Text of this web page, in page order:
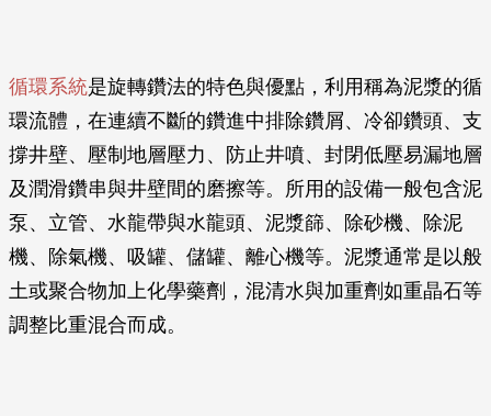
循環系統是旋轉鑽法的特色與優點，利用稱為泥漿的循
環流體，在連續不斷的鑽進中排除鑽屑、冷卻鑽頭、支
撐井壁、壓制地層壓力、防止井噴、封閉低壓易漏地層
及潤滑鑽串與井壁間的磨擦等。所用的設備一般包含泥
泵、立管、水龍帶與水龍頭、泥漿篩、除砂機、除泥
機、除氣機、吸罐、儲罐、離心機等。泥漿通常是以般
土或聚合物加上化學藥劑，混清水與加重劑如重晶石等
調整比重混合而成。